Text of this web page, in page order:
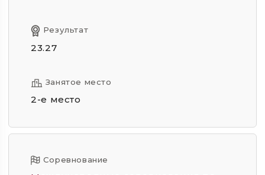
Результат
23.27
Занятое место
2-е место
Соревнование